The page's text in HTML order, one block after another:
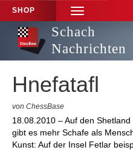
SHOP
TOGGLE
NAVIGATION
Schach
Nachrichten
Hnefatafl
von ChessBase
18.08.2010 – Auf den
gibt es mehr Schafe als
Kunst: Auf der Insel Fetlar